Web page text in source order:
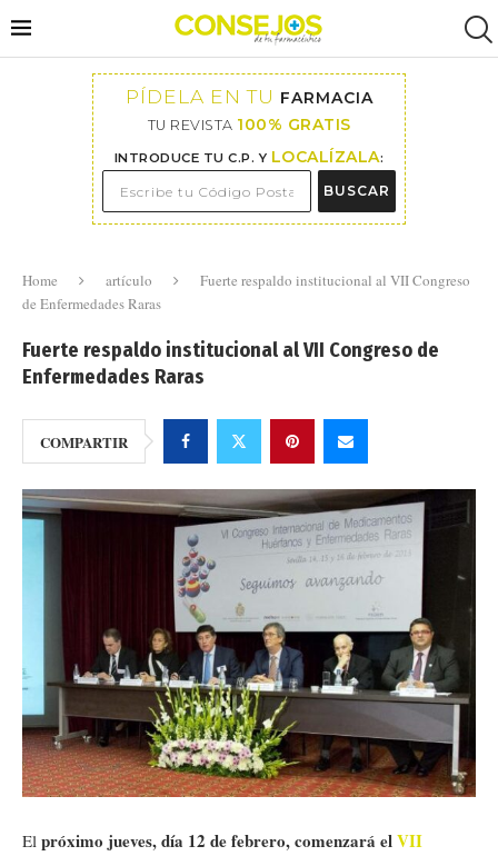
PÍDELA EN TU FARMACIA
TU REVISTA 100% GRATIS
INTRODUCE TU C.P. Y LOCALÍZALA:
BUSCAR
Home artículo
Fuerte respaldo institucional al VII Congreso
de Enfermedades Raras
Fuerte respaldo institucional al VII Congreso de
Enfermedades Raras
COMPARTIR
El próximo jueves, día 12 de febrero, comenzará elVII